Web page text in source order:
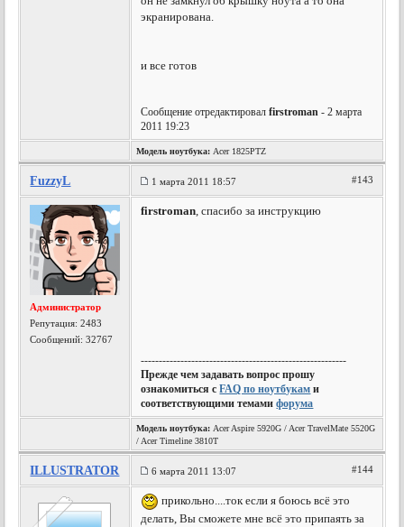
экранирована.
и все готов
Сообщение отредактировалfirstroman - 2 марта
2011 19:23
Модель ноутбука: Acer 1825PTZ
FuzzyL 1 марта 2011 18:57 #143
Администратор
Репутация:2483
Сообщений: 32767
firstroman, спасибо за инструкцию
---------------------------------------------------------
Прежде чем задавать вопрос прошу
ознакомиться сFAQ по ноутбукам и
соответствующими темамифорума
Модель ноутбука: Acer Aspire 5920G / Acer TravelMate 5520G
/ Acer Timeline 3810T
ILLUSTRATOR 6 марта 2011 13:07 #144
прикольно....ток если я боюсь всё это
делать, Вы сможете мне всё это припаять за